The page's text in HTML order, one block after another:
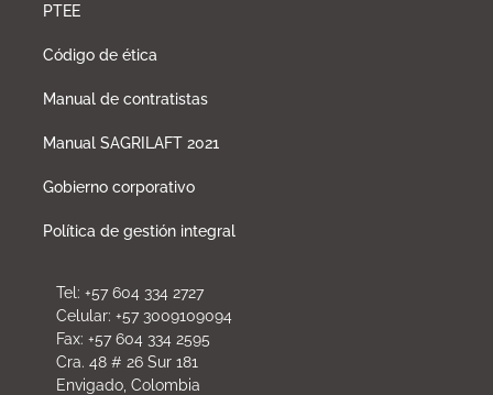
PTEE
Código de ética
Manual de contratistas
Manual SAGRILAFT 2021
Gobierno corporativo
Política de gestión integral
Tel: +57 604 334 2727
Celular: +57 3009109094
Fax: +57 604 334 2595
Cra. 48 # 26 Sur 181
Envigado, Colombia